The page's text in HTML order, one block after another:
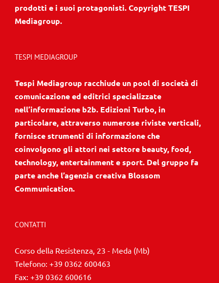
prodotti e i suoi protagonisti. Copyright TESPI
Mediagroup.
TESPI MEDIAGROUP
Tespi Mediagroup racchiude un pool di società di
comunicazione ed editrici specializzate
nell’informazione b2b. Edizioni Turbo, in
particolare, attraverso numerose riviste verticali,
fornisce strumenti di informazione che
coinvolgono gli attori nei settore beauty, food,
technology, entertainment e sport. Del gruppo fa
parte anche l’agenzia creativa Blossom
Communication.
CONTATTI
Corso della Resistenza, 23 - Meda (Mb)
Telefono: +39 0362 600463
Fax: +39 0362 600616